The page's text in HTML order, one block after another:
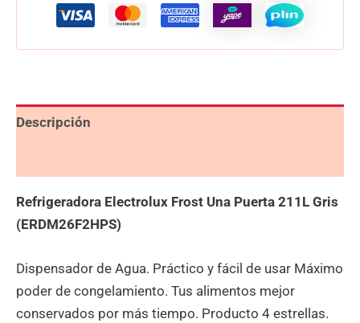
Descripción
Refrigeradora Electrolux Frost Una Puerta 211L Gris
(ERDM26F2HPS)
Dispensador de Agua. Práctico y fácil de usar Máximo
poder de congelamiento. Tus alimentos mejor
conservados por más tiempo. Producto 4 estrellas.